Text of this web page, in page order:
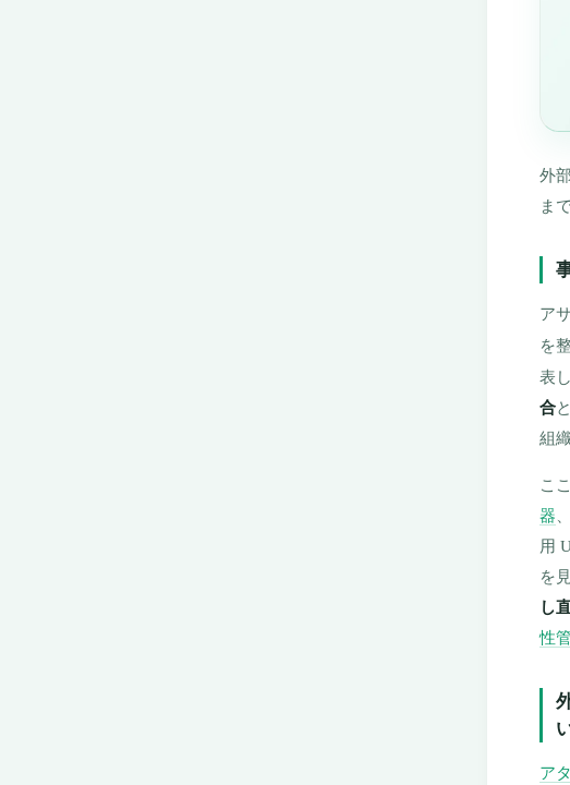
外
ま
ア
を
表
合
組
こ
器
用
を
し
性
ア